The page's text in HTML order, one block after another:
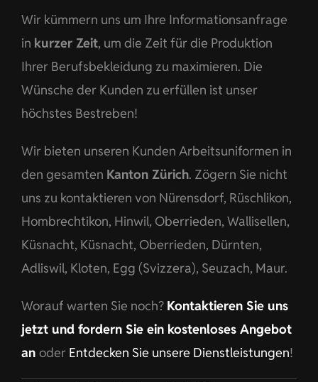
Wir kümmern uns um Ihre Informationsanfrage
in kurzer Zeit, um die Zeit für die Produktion
Ihrer Berufsbekleidung zu maximieren. Die
Wünsche der Kunden zu erfüllen ist unser
höchstes Bestreben!
Wir bieten unseren Kunden Arbeitsuniformen in
den gesamten Kanton Zürich. Zögern Sie nicht
uns zu kontaktieren von Nürensdorf, Rüschlikon,
Hombrechtikon, Hinwil, Oberrieden, Wallisellen,
Küsnacht, Küsnacht, Oberrieden, Dürnten,
Adliswil, Kloten, Egg (Svizzera), Seuzach, Maur.
Worauf warten Sie noch? Kontaktieren Sie uns
jetzt und fordern Sie ein kostenloses Angebot
an oder Entdecken Sie unsere Dienstleistungen!